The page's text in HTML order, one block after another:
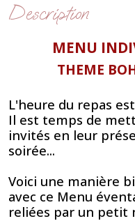
Description
MENU
THEME
L'heure du repas
Il est temps de
invités en leur
soirée...
Voici une manière
avec ce Menu
reliées par un petit